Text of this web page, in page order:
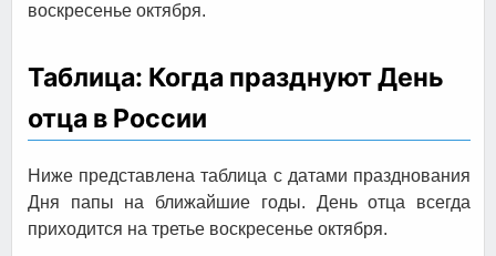
воскресенье октября.
Таблица: Когда празднуют День
отца в России
Ниже представлена таблица с датами празднования
Дня папы на ближайшие годы. День отца всегда
приходится на третье воскресенье октября.